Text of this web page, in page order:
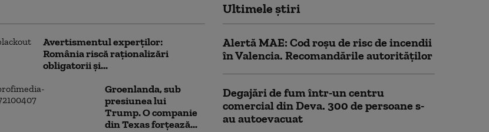
Avertismentul experților:
România riscă raționalizări
obligatorii și...
Groenlanda, sub
presiunea lui
Trump. O companie
din Texas forțează...
Ultimele știri
Alertă MAE: Cod roșu de risc de incendii
în Valencia. Recomandările autorităților
Degajări de fum într-un centru
comercial din Deva. 300 de persoane s-
au autoevacuat